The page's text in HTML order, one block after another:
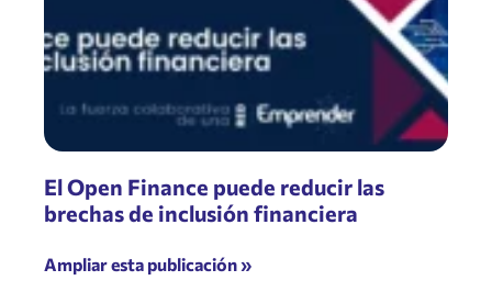
El Open Finance puede reducir las
brechas de inclusión financiera
Ampliar esta publicación »